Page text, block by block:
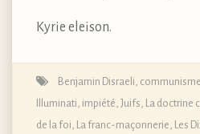
Kyrie eleison.
Benjamin Disraeli communisme
Illuminati impiété Juifs La doctrine
de la foi La franc-maçonnerie Les